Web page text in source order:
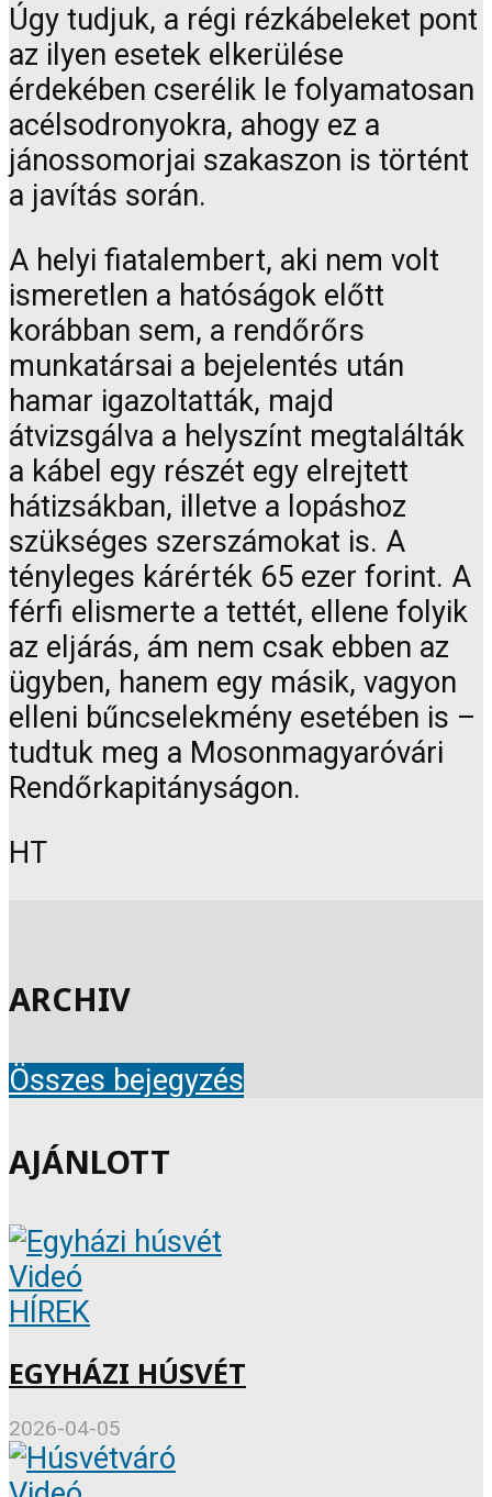
Úgy tudjuk, a régi rézkábeleket pont
az ilyen esetek elkerülése
érdekében cserélik le folyamatosan
acélsodronyokra, ahogy ez a
jánossomorjai szakaszon is történt
a javítás során.
A helyi fiatalembert, aki nem volt
ismeretlen a hatóságok előtt
korábban sem, a rendőrőrs
munkatársai a bejelentés után
hamar igazoltatták, majd
átvizsgálva a helyszínt megtalálták
a kábel egy részét egy elrejtett
hátizsákban, illetve a lopáshoz
szükséges szerszámokat is. A
tényleges kárérték 65 ezer forint. A
férfi elismerte a tettét, ellene folyik
az eljárás, ám nem csak ebben az
ügyben, hanem egy másik, vagyon
elleni bűncselekmény esetében is –
tudtuk meg a Mosonmagyaróvári
Rendőrkapitányságon.
HT
ARCHIV
Összes bejegyzés
AJÁNLOTT
Videó
HÍREK
EGYHÁZI HÚSVÉT
2026-04-05